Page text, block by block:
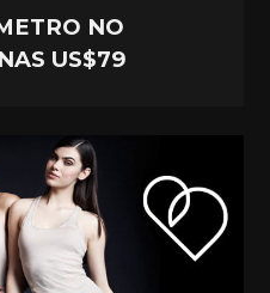
NO
US$79